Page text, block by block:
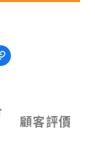
顧客評價